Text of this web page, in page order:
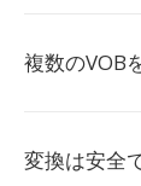
複数のVOB
変換は安全